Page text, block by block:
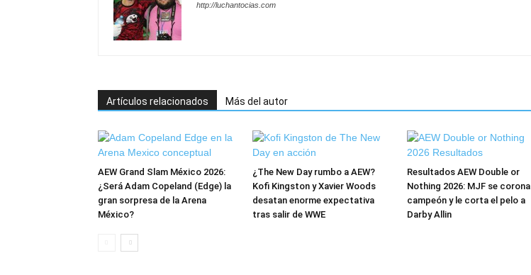
http://luchantocias.com
Artículos relacionados Más del autor
AEW Grand Slam México 2026:
¿Será Adam Copeland (Edge) la
gran sorpresa de la Arena
México?
¿The New Day rumbo a AEW?
Kofi Kingston y Xavier Woods
desatan enorme expectativa
tras salir de WWE
Resultados AEW Double or
Nothing 2026: MJF se corona
campeón y le corta el pelo a
Darby Allin